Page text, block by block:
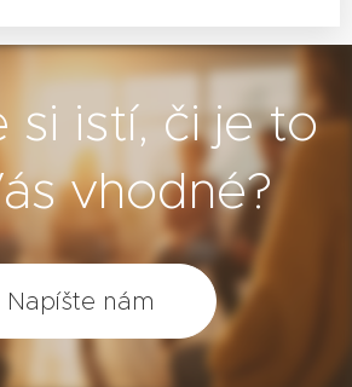
si istí, či je to
vhodné?
Napíšte nám